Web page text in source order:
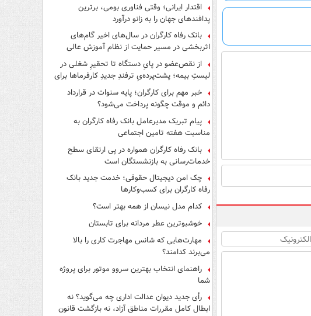
اقتدار ایرانی؛ وقتی فناوری بومی، برترین
پدافندهای جهان را به زانو درآورد
بانک رفاه کارگران در سال‌های اخیر گام‌های
اثربخشی در مسیر حمایت از نظام آموزش عالی
برداشته است
از نقص‌عضو در پایِ دستگاه تا تحقیرِ شغلی در
لیستِ بیمه؛ پشت‌پرده‌یِ ترفندِ جدیدِ کارفرماها برای
فرار از قانون چیست؟
خبر مهم برای کارگران؛ پایه سنوات در قرارداد
دائم و موقت چگونه پرداخت می‌شود؟
پیام تبریک مدیرعامل بانک رفاه کارگران به
مناسبت هفته تامین اجتماعی
بانک رفاه کارگران همواره در پی ارتقای سطح
خدمات‌رسانی به بازنشستگان است
چک امن دیجیتال حقوقی؛ خدمت جدید بانک
رفاه کارگران برای کسب‌وکارها
کدام مدل نیسان از همه بهتر است؟
خوشبوترین عطر مردانه برای تابستان
مهارت‌هایی که شانس مهاجرت کاری را بالا
می‌برند کدامند؟
راهنمای انتخاب بهترین سروو موتور برای پروژه
شما
رأی جدید دیوان عدالت اداری چه می‌گوید؟ نه
ابطال کامل مقررات مناطق آزاد، نه بازگشت قانون